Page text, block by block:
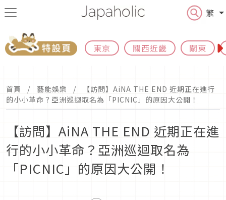
繁
東京 關西近畿 關東
首頁 藝能娛樂
【訪問】AiNA THE END 近期正在進行
的小小革命？亞洲巡迴取名為「PICNIC」的原因大公開！
【訪問】AiNA THE END 近期正在進
行的小小革命？亞洲巡迴取名為
「PICNIC」的原因大公開！